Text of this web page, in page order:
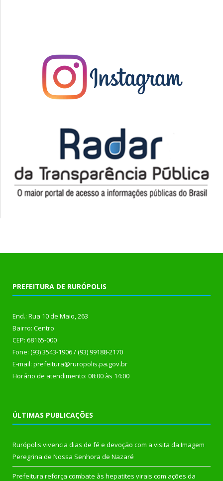
PREFEITURA DE RURÓPOLIS
End.: Rua 10 de Maio, 263
Bairro: Centro
CEP: 68165-000
Fone: (93) 3543-1906 / (93) 99188-2170
E-mail: prefeitura@ruropolis.pa.gov.br
Horário de atendimento: 08:00 às 14:00
ÚLTIMAS PUBLICAÇÕES
Rurópolis vivencia dias de fé e devoção com a visita da Imagem
Peregrina de Nossa Senhora de Nazaré
Prefeitura reforça combate às hepatites virais com ações da